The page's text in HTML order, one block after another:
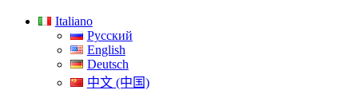
Italiano
Русский
English
Deutsch
中文 (中国)